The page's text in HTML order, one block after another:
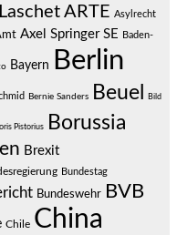
ARTE Asylrecht
Axel Springer SE Baden-
Bayern Berlin
Bernie Sanders Beuel Bild
Pistorius
Borussia
Brexit
Bundestag
Bundeswehr BVB
Chile China